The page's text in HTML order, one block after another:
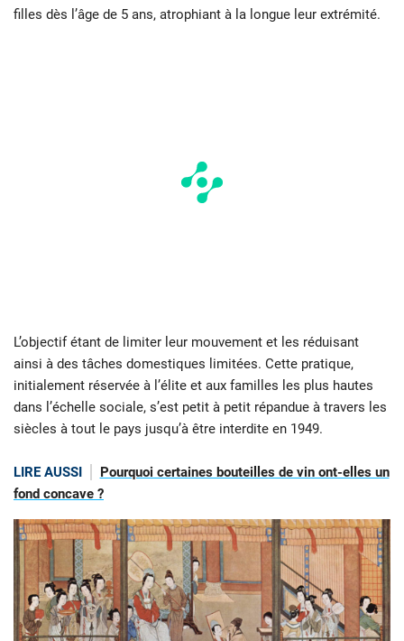
filles dès l’âge de 5 ans, atrophiant à la longue leur extrémité.
L’objectif étant de limiter leur mouvement et les réduisant
ainsi à des tâches domestiques limitées. Cette pratique,
initialement réservée à l’élite et aux familles les plus hautes
dans l’échelle sociale, s’est petit à petit répandue à travers les
siècles à tout le pays jusqu’à être interdite en 1949.
LIRE AUSSI
Pourquoi certaines bouteilles de vin ont-elles un
fond concave ?